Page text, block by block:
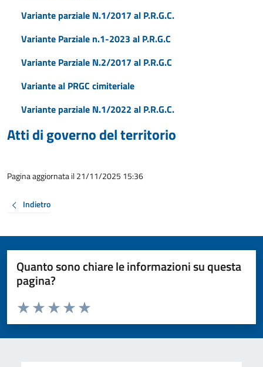
Variante parziale N.1/2017 al P.R.G.C.
Variante Parziale n.1-2023 al P.R.G.C
Variante Parziale N.2/2017 al P.R.G.C
Variante al PRGC cimiteriale
Variante parziale N.1/2022 al P.R.G.C.
Atti di governo del territorio
Pagina aggiornata il 21/11/2025 15:36
Indietro
Quanto sono chiare le informazioni su questa
pagina?
Valuta da 1 a 5 stelle la pagina
Valuta 5 stelle su 5
Valuta 4 stelle su 5
Valuta 3 stelle su 5
Valuta 2 stelle su 5
Valuta 1 stelle su 5